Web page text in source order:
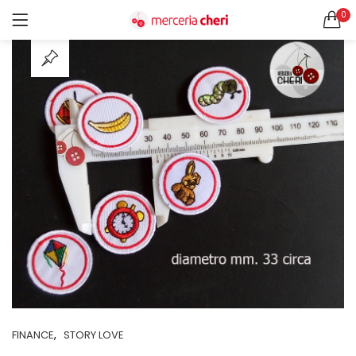
0
ACCEDI REGISTRATI
Ricordami
Password dimenticata?
CERCA IN:
Tutte le categorie
Accessori Design (56)
Accessori merceria (94)
Cesti portalavoro (8)
Aghi e spilli (24)
Applicazioni (26)
Borse (6)
Bottoni Vintage (204)
Lotti di Bottoni vintage (27)
Bottoni/alamari/automatici (46)
Cappelli (16)
FINANCE, STORY LOVE